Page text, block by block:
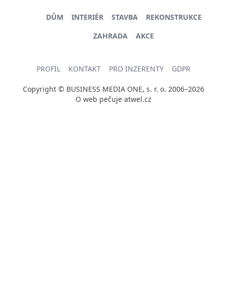
DŮM INTERIÉR STAVBA
REKONSTRUKCE
ZAHRADA
AKCE
PROFIL KONTAKT PRO INZERENTY GDPR
Copyright © BUSINESS MEDIA ONE, s. r. o. 2006–2026